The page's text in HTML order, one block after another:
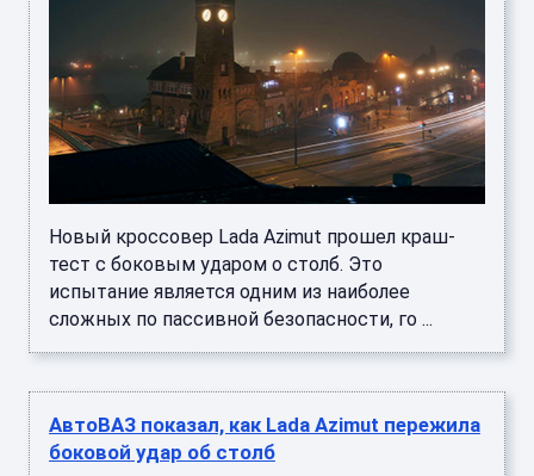
Новый кроссовер Lada Azimut прошел краш-
тест с боковым ударом о столб. Это
испытание является одним из наиболее
сложных по пассивной безопасности, го ...
АвтоВАЗ показал, как Lada Azimut пережила
боковой удар об столб